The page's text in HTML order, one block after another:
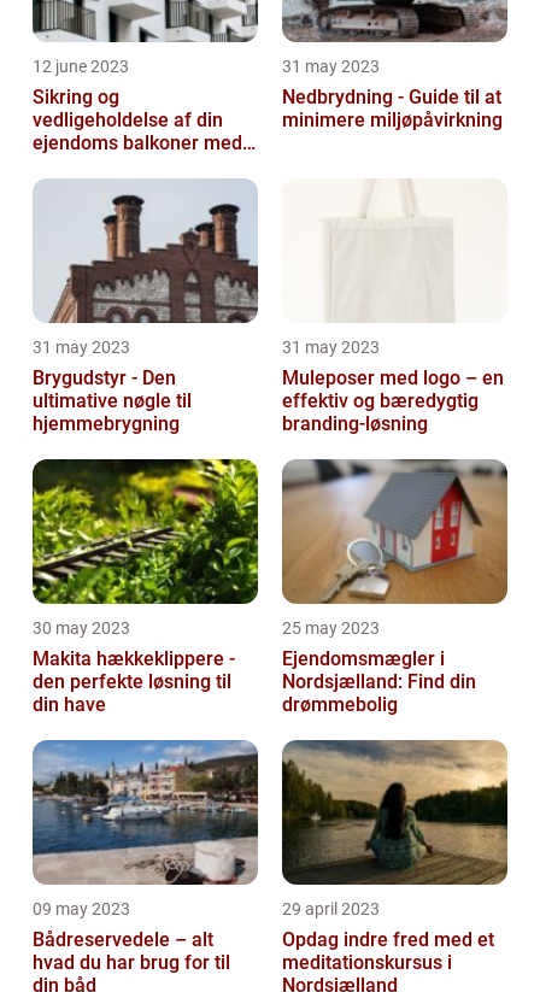
12 june 2023
Sikring og
vedligeholdelse af din
ejendoms balkoner med
31 may 2023
Nedbrydning - Guide til at
minimere miljøpåvirkning
31 may 2023
Brygudstyr - Den
ultimative nøgle til
hjemmebrygning
31 may 2023
Muleposer med logo – en
effektiv og bæredygtig
branding-løsning
30 may 2023
Makita hækkeklippere -
den perfekte løsning til
din have
25 may 2023
Ejendomsmægler i
Nordsjælland: Find din
drømmebolig
09 may 2023
Bådreservedele – alt
hvad du har brug for til
din båd
29 april 2023
Opdag indre fred med et
meditationskursus i
Nordsjælland